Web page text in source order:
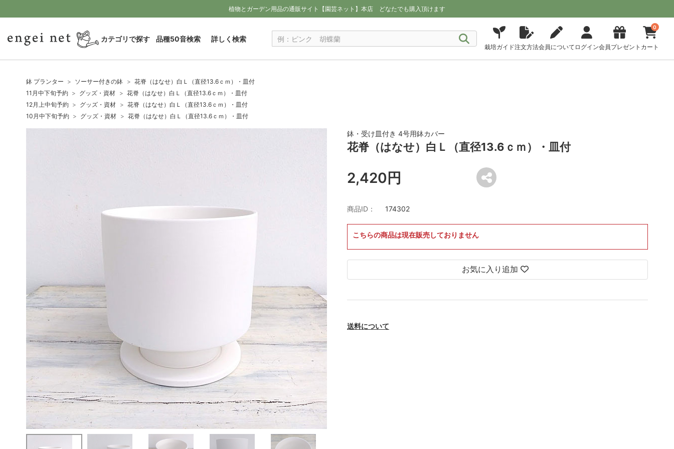
植物とガーデン用品の通販サイト【園芸ネット】本店 どなたでも購入頂けます
カテゴリで探す 品種50音検索 詳しく検索
栽培ガイド注文方法会員について ログイン会員プレゼント
0
カート
鉢 プランター ソーサー付きの鉢
花脊（はなせ）白Ｌ（直径13.6ｃｍ）・皿付
11月中下旬予約
グッズ・資材
花脊（はなせ）白Ｌ（直径13.6ｃｍ）・皿付
12月上中旬予約
グッズ・資材
花脊（はなせ）白Ｌ（直径13.6ｃｍ）・皿付
10月中下旬予約
グッズ・資材 花脊（はなせ）白Ｌ（直径13.6ｃｍ）・皿付
鉢・受け皿付き 4号用鉢カバー
花脊（はなせ）白Ｌ（直径13.6ｃｍ）・皿付
2,420円
商品ID： 174302
こちらの商品は現在販売しておりません
お気に入り追加
送料について